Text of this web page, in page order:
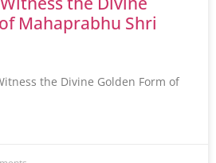
Mahaprabhu Shri
the Divine Golden Form of